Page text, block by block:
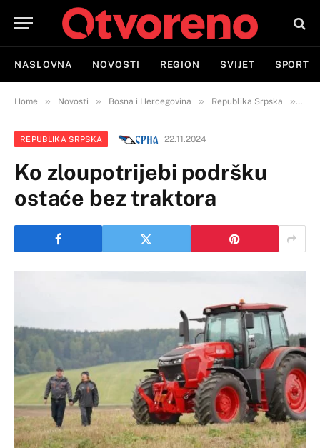
NASLOVNA NOVOSTI REGION SVIJET SPORT
Home » Novosti » Bosna i Hercegovina » Republika Srpska »
REPUBLIKA SRPSKA 22.11.2024
Ko zloupotrijebi podršku
ostaće bez traktora